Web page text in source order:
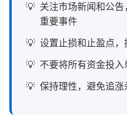
关注市场新闻和公
重要事件
设置止损和止盈点
不要将所有资金投
保持理性，避免追